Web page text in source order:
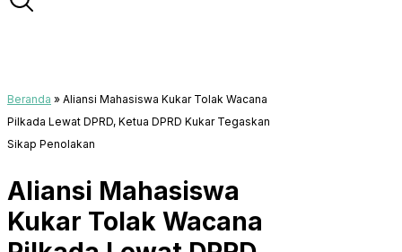
Beranda » Aliansi Mahasiswa Kukar Tolak Wacana
Pilkada Lewat DPRD, Ketua DPRD Kukar Tegaskan
Sikap Penolakan
Aliansi Mahasiswa
Kukar Tolak Wacana